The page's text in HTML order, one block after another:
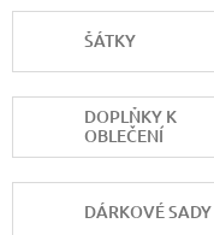
ŠÁTKY
DOPLŇKY K
OBLEČENÍ
DÁRKOVÉ SADY